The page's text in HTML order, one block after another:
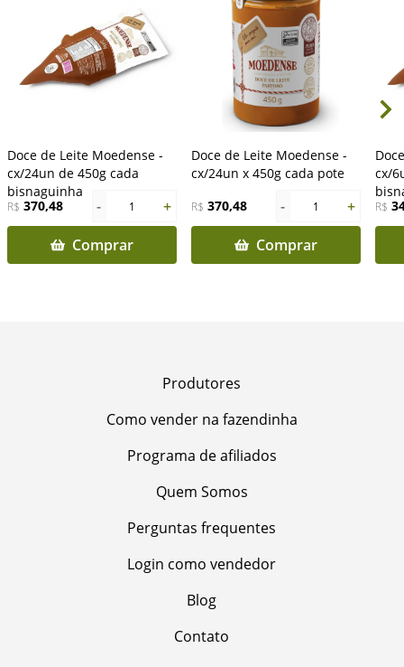
Doce de Leite Moedense -
cx/24un de 450g cada
bisnaguinha
R$ 370,48 - 1
+
Comprar
Doce de Leite Moedense -
cx/24un x 450g cada pote
R$ 370,48 - 1
+
Comprar
cx/
R$
Produtores
Como vender na fazendinha
Programa de afiliados
Quem Somos
Perguntas frequentes
Login como vendedor
Blog
Contato